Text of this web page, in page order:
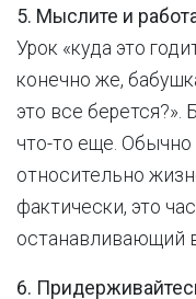
5. Мыслите и
Урок «куда это
конечно же,
это все берется?».
что-то еще. Обычно
относительно
фактически, это
останавливающий
6.